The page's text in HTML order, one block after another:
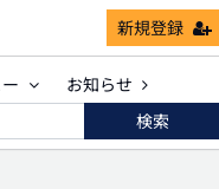
新規登録
お知らせ
検索